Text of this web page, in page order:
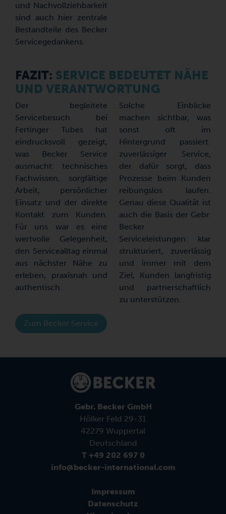
und Nachvollziehbarkeit
sind auch hier zentrale
Bestandteile des Becker
Servicegedankens.
FAZIT: SERVICE BEDEUTET NÄHE
UND VERANTWORTUNG
Der begleitete
Servicebesuch bei
Fertinger Tubes hat
eindrucksvoll gezeigt,
was Becker Service
ausmacht: technisches
Fachwissen, sorgfältige
Arbeit, persönlicher
Einsatz und der direkte
Kontakt zum Kunden.
Für uns war es eine
wertvolle Gelegenheit,
den Servicealltag einmal
aus nächster Nähe zu
erleben, praxisnah und
authentisch.
Solche Einblicke
machen sichtbar, was
sonst oft im
Hintergrund passiert:
zuverlässiger Service,
der dafür sorgt, dass
Prozesse beim Kunden
reibungslos laufen.
Genau diese Qualität ist
auch die Basis der Gebr.
Becker
Serviceleistungen: klar
strukturiert, zuverlässig
und immer mit dem
Ziel, Kunden langfristig
und partnerschaftlich
zu unterstützen.
Zum Becker Service
Gebr. Becker GmbH
Hölker Feld 29-31
42279 Wuppertal
Deutschland
T +49 202 697 0
info@becker-international.com
Impressum
Datenschutz